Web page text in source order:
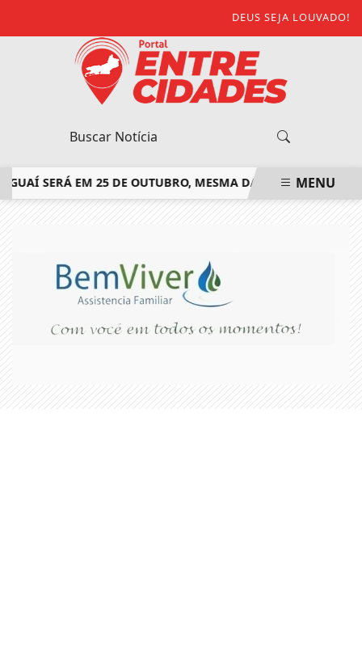
DEUS SEJA LOUVADO!
SERÁ EM 25 DE OUTUBRO, MESMA DATA DO SEGUNDO
MENU